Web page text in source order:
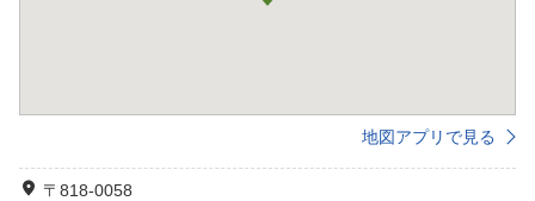
地図アプリで見る
〒818-0058